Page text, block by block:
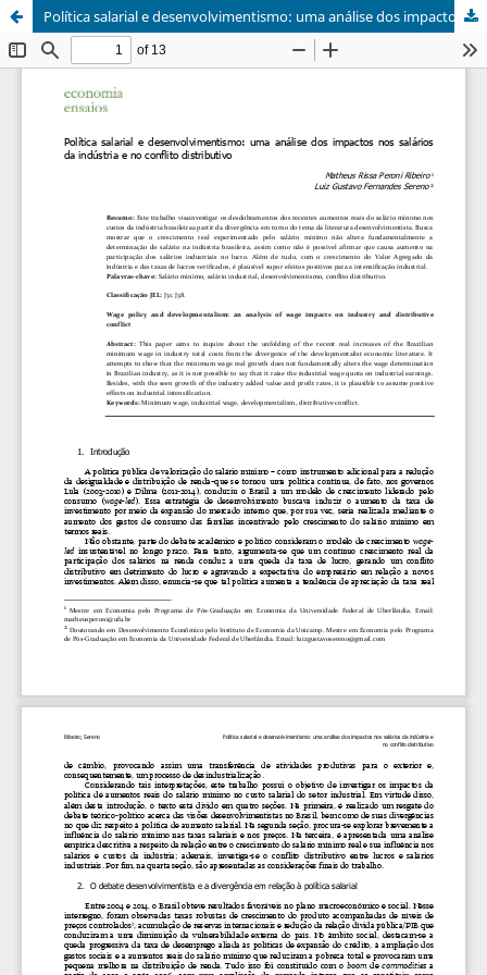
Política salarial e desenvolvimentismo: uma análise dos impactos nos salários da indústria e no conflito distributivo